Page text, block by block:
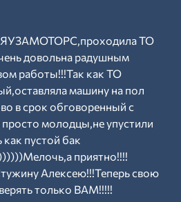
ЯУЗАМОТОРС,проходила ТО
довольна радушным
работы!!!Так как ТО
машину на пол
в срок обговоренный с
молодцы,не упустили
пустой бак
приятно!!!!
Алексею!!!Теперь свою
только ВАМ!!!!!